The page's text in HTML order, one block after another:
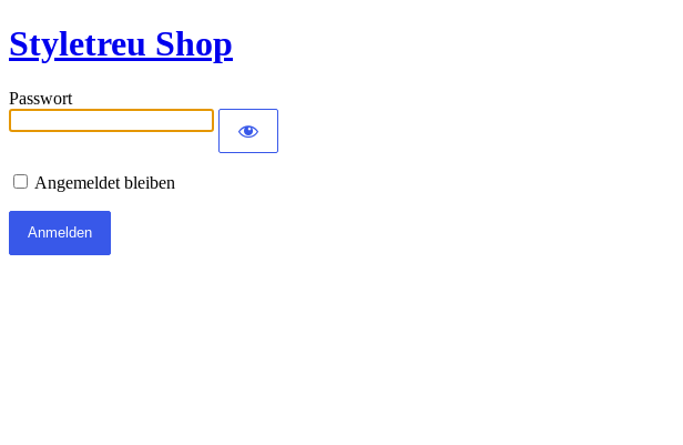
Styletreu Shop
Passwort
Angemeldet bleiben